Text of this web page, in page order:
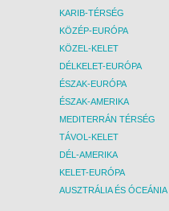
KARIB-TÉRSÉG
KÖZÉP-EURÓPA
KÖZEL-KELET
DÉLKELET-EURÓPA
ÉSZAK-EURÓPA
ÉSZAK-AMERIKA
MEDITERRÁN TÉRSÉG
TÁVOL-KELET
DÉL-AMERIKA
KELET-EURÓPA
AUSZTRÁLIA ÉS ÓCEÁNIA